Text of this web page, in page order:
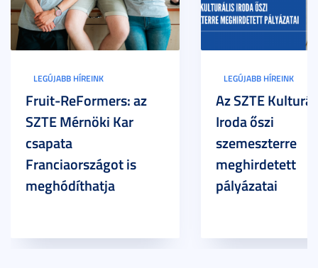
LEGÚJABB HÍREINK
Fruit-ReFormers: az
SZTE Mérnöki Kar
csapata
Franciaországot is
meghódíthatja
LEGÚJABB HÍREINK
Az SZTE
Iroda őszi
szemeszterre
meghirdetett
pályázatai